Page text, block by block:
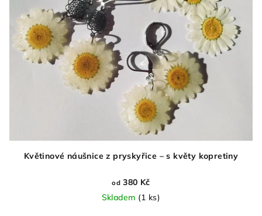
Květinové náušnice z pryskyřice – s květy kopretiny
od 380 Kč
Skladem (1 ks)